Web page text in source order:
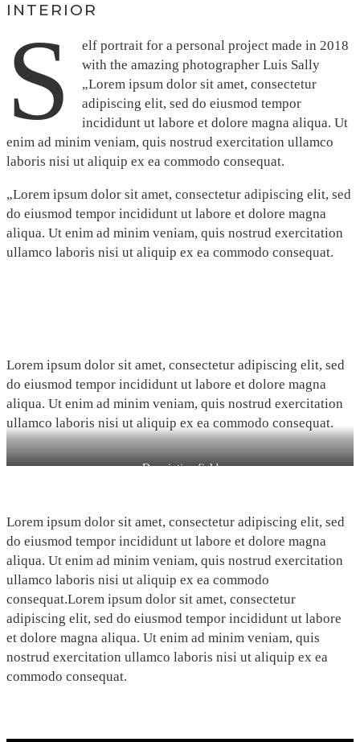
INTERIOR
S
elf portrait for a personal project made in 2018
with the amazing photographer Luis Sally
„Lorem ipsum dolor sit amet, consectetur
adipiscing elit, sed do eiusmod tempor
incididunt ut labore et dolore magna aliqua. Ut
enim ad minim veniam, quis nostrud exercitation ullamco
laboris nisi ut aliquip ex ea commodo consequat.
„Lorem ipsum dolor sit amet, consectetur adipiscing elit, sed
do eiusmod tempor incididunt ut labore et dolore magna
aliqua. Ut enim ad minim veniam, quis nostrud exercitation
ullamco laboris nisi ut aliquip ex ea commodo consequat.
Lorem ipsum dolor sit amet, consectetur adipiscing elit, sed
do eiusmod tempor incididunt ut labore et dolore magna
aliqua. Ut enim ad minim veniam, quis nostrud exercitation
ullamco laboris nisi ut aliquip ex ea commodo consequat.
Description field
Lorem ipsum dolor sit amet, consectetur adipiscing elit, sed
do eiusmod tempor incididunt ut labore et dolore magna
aliqua. Ut enim ad minim veniam, quis nostrud exercitation
ullamco laboris nisi ut aliquip ex ea commodo
consequat.Lorem ipsum dolor sit amet, consectetur
adipiscing elit, sed do eiusmod tempor incididunt ut labore
et dolore magna aliqua. Ut enim ad minim veniam, quis
nostrud exercitation ullamco laboris nisi ut aliquip ex ea
commodo consequat.